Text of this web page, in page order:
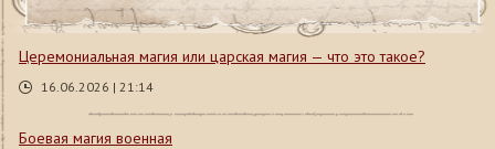
Церемониальная магия или царская магия — что это такое?
16.06.2026 | 21:14
Боевая магия военная